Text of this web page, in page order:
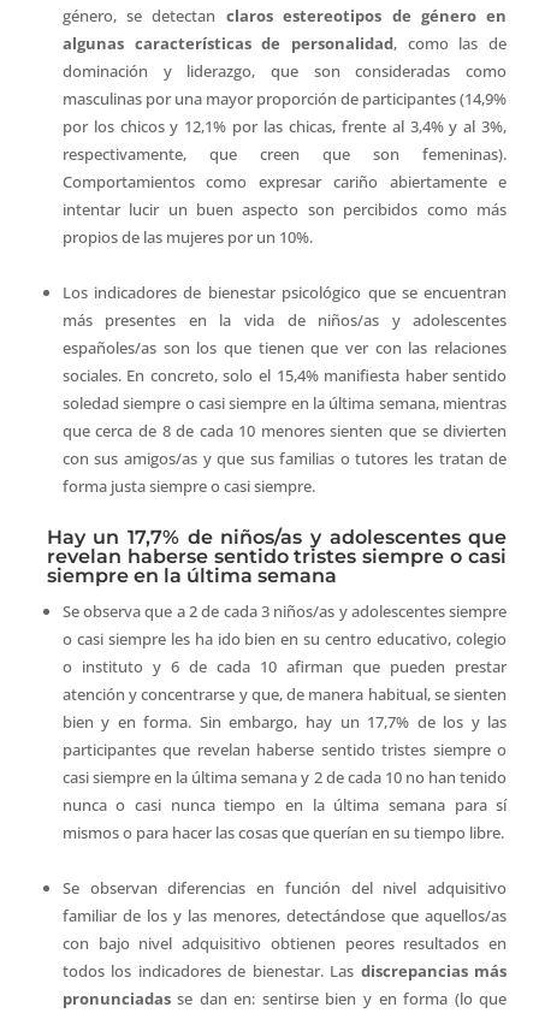
género, se detectan claros estereotipos de género en
algunas características de personalidad, como las de
dominación y liderazgo, que son consideradas como
masculinas por una mayor proporción de participantes (14,9%
por los chicos y 12,1% por las chicas, frente al 3,4% y al 3%,
respectivamente, que creen que son femeninas).
Comportamientos como expresar cariño abiertamente e
intentar lucir un buen aspecto son percibidos como más
propios de las mujeres por un 10%.
Los indicadores de bienestar psicológico que se encuentran
más presentes en la vida de niños/as y adolescentes
españoles/as son los que tienen que ver con las relaciones
sociales. En concreto, solo el 15,4% manifiesta haber sentido
soledad siempre o casi siempre en la última semana, mientras
que cerca de 8 de cada 10 menores sienten que se divierten
con sus amigos/as y que sus familias o tutores les tratan de
forma justa siempre o casi siempre.
Hay un 17,7% de niños/as y adolescentes que
revelan haberse sentido tristes siempre o casi
siempre en la última semana
Se observa que a 2 de cada 3 niños/as y adolescentes siempre
o casi siempre les ha ido bien en su centro educativo, colegio
o instituto y 6 de cada 10 afirman que pueden prestar
atención y concentrarse y que, de manera habitual, se sienten
bien y en forma. Sin embargo, hay un 17,7% de los y las
participantes que revelan haberse sentido tristes siempre o
casi siempre en la última semana y 2 de cada 10 no han tenido
nunca o casi nunca tiempo en la última semana para sí
mismos o para hacer las cosas que querían en su tiempo libre.
Se observan diferencias en función del nivel adquisitivo
familiar de los y las menores, detectándose que aquellos/as
con bajo nivel adquisitivo obtienen peores resultados en
todos los indicadores de bienestar. Las discrepancias más
pronunciadasse dan en: sentirse bien y en forma (lo que